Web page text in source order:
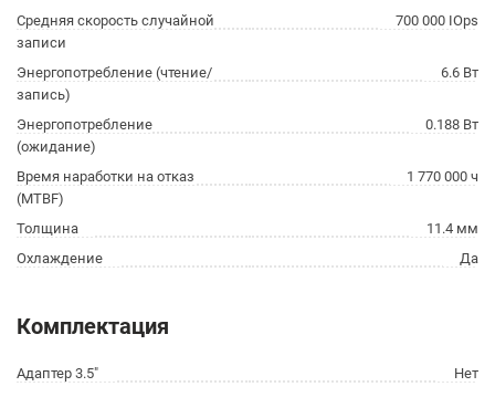
Средняя скорость случайной
записи
700 000 IOps
Энергопотребление (чтение/
запись)
6.6 Вт
Энергопотребление
(ожидание)
0.188 Вт
Время наработки на отказ
(МТBF)
1 770 000 ч
Толщина
11.4 мм
Охлаждение
Да
Комплектация
Адаптер 3.5" Нет